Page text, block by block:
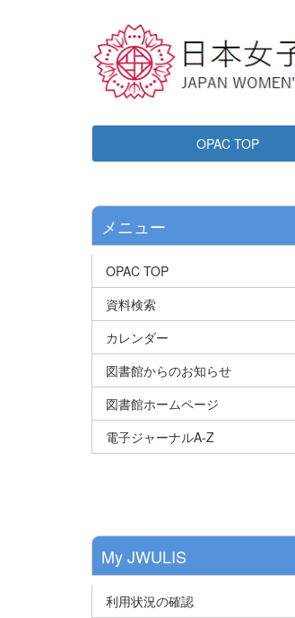
OPAC TOP
メニュー
OPAC TOP
資料検索
カレンダー
図書館からのお知らせ
図書館ホームページ
電子ジャーナルA-Z
My JWULIS
利用状況の確認